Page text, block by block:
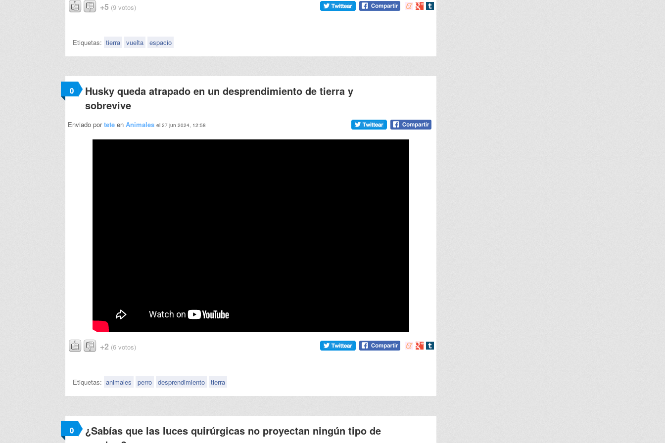
+5 (9 votos)
Compartir
Compartir
Compartir
Etiquetas: tierra vuelta espacio
0
Husky queda atrapado en un desprendimiento de tierra y
sobrevive
Enviado portete en Animales el 27 jun 2024, 12:58
+2 (6 votos)
Compartir
Compartir
Compartir
Etiquetas: animales perro desprendimiento tierra
0
¿Sabías que las luces quirúrgicas no proyectan ningún tipo de